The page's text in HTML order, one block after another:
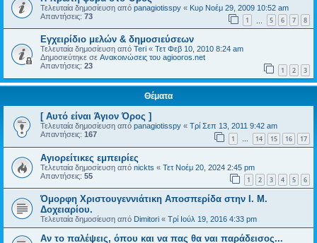
Τελευταία δημοσίευση από panagiotisspy « Κυρ Νοέμ 29, 2009 10:52 am
Απαντήσεις: 73 1 5 6 7 8
Εγχειρίδιο μελών & δημοσιεύσεων
Τελευταία δημοσίευση από Teri « Τετ Φεβ 10, 2010 8:24 am
Δημοσιεύτηκε σε Ανακοινώσεις του agiooros.net
Απαντήσεις: 23 1 2 3
Θέματα
[ Αυτό είναι Άγιον Όρος ]
Τελευταία δημοσίευση από panagiotisspy « Τρί Σεπ 13, 2011 9:42 am
Απαντήσεις: 167 1 … 14 15 16 17
Αγιορείτικες εμπειρίες
Τελευταία δημοσίευση από nickts « Τετ Νοέμ 20, 2024 2:45 pm
Απαντήσεις: 55 1 2 3 4 5 6
Όμορφη Χριστουγεννιάτικη Αποσπερίδα στην Ι. Μ.
Δοχειαρίου.
Τελευταία δημοσίευση από Dimitori « Τρί Ιούλ 19, 2016 4:33 pm